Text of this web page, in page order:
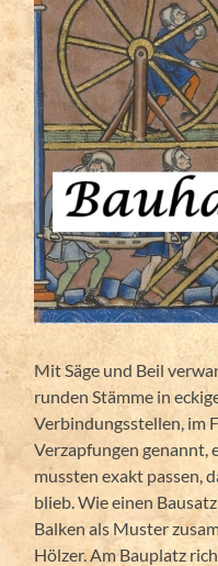
Mit Säge und Beil
runden Stämme in
Verbindungsstellen, im
Verzapfungen genannt,
mussten exakt passen,
blieb. Wie einen
Balken als Muster
Hölzer. Am Bauplatz